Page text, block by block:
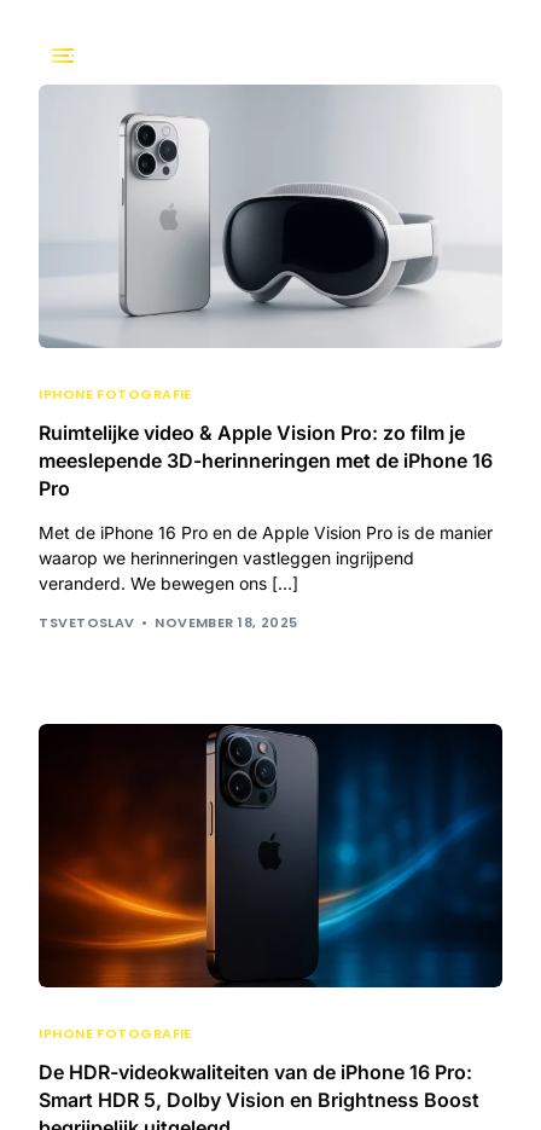
IPHONE FOTOGRAFIE
Ruimtelijke video & Apple Vision Pro: zo film je
meeslepende 3D-herinneringen met de iPhone 16
Pro
Met de iPhone 16 Pro en de Apple Vision Pro is de manier
waarop we herinneringen vastleggen ingrijpend
veranderd. We bewegen ons […]
TSVETOSLAV NOVEMBER 18, 2025
IPHONE FOTOGRAFIE
De HDR-videokwaliteiten van de iPhone 16 Pro:
Smart HDR 5, Dolby Vision en Brightness Boost